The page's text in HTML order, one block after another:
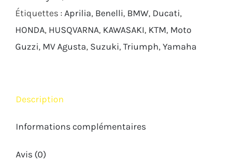
Étiquettes : Aprilia Benelli BMW Ducati
HONDA HUSQVARNA KAWASAKI KTM Moto
Guzzi MV Agusta Suzuki Triumph Yamaha
Description
Informations complémentaires
Avis (0)